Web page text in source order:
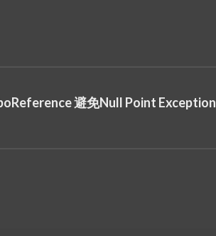
避免Null Point Exception